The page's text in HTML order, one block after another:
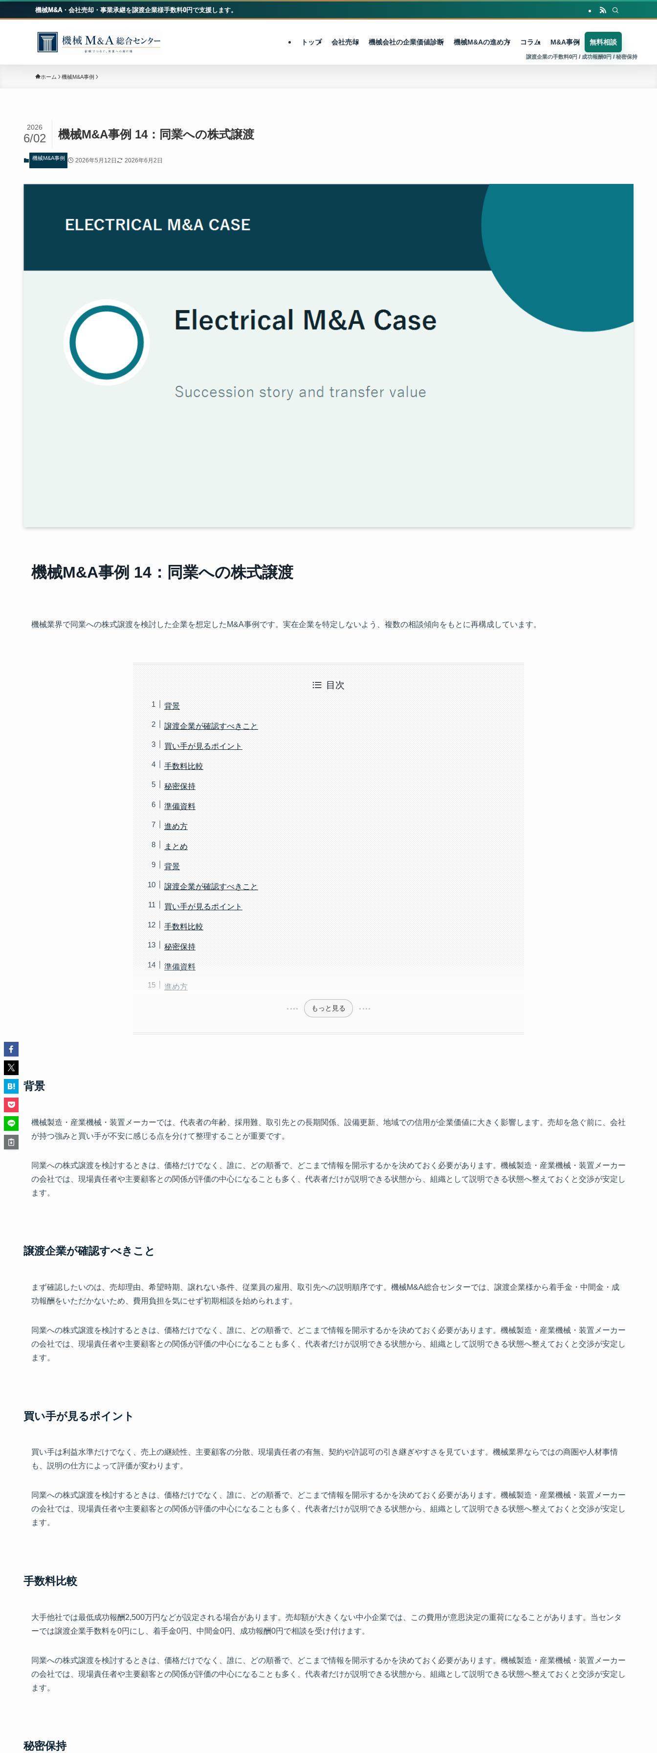
機械M&A・会社売却・事業承継を譲渡企業様手数料0円で支援します。
トップ 会社売却 機械会社の企業価値診断 機械M&Aの進め方 コラム M&A事例 無料相談
ホーム 機械M&A事例
機械M&A事例 14：同業への株式譲渡
2026
6/02
機械M&A事例 2026年5月12日 2026年6月2日
機械M&A事例 14：同業への株式譲渡
機械業界で同業への株式譲渡を検討した企業を想定したM&A事例です。実在企業を特定しないよう、複数の相談傾向をもとに再構成しています。
目次
背景
譲渡企業が確認すべきこと
買い手が見るポイント
手数料比較
秘密保持
準備資料
進め方
まとめ
背景
譲渡企業が確認すべきこと
買い手が見るポイント
手数料比較
秘密保持
準備資料
進め方
もっと見る
背景
機械製造・産業機械・装置メーカーでは、代表者の年齢、採用難、取引先との長期関係、設備更新、地域での信用が企業価値に大きく影響します。売却を急ぐ前に、会社
が持つ強みと買い手が不安に感じる点を分けて整理することが重要です。
同業への株式譲渡を検討するときは、価格だけでなく、誰に、どの順番で、どこまで情報を開示するかを決めておく必要があります。機械製造・産業機械・装置メーカー
の会社では、現場責任者や主要顧客との関係が評価の中心になることも多く、代表者だけが説明できる状態から、組織として説明できる状態へ整えておくと交渉が安定し
ます。
譲渡企業が確認すべきこと
まず確認したいのは、売却理由、希望時期、譲れない条件、従業員の雇用、取引先への説明順序です。機械M&A総合センターでは、譲渡企業様から着手金・中間金・成
功報酬をいただかないため、費用負担を気にせず初期相談を始められます。
同業への株式譲渡を検討するときは、価格だけでなく、誰に、どの順番で、どこまで情報を開示するかを決めておく必要があります。機械製造・産業機械・装置メーカー
の会社では、現場責任者や主要顧客との関係が評価の中心になることも多く、代表者だけが説明できる状態から、組織として説明できる状態へ整えておくと交渉が安定し
ます。
買い手が見るポイント
買い手は利益水準だけでなく、売上の継続性、主要顧客の分散、現場責任者の有無、契約や許認可の引き継ぎやすさを見ています。機械業界ならではの商圏や人材事情
も、説明の仕方によって評価が変わります。
同業への株式譲渡を検討するときは、価格だけでなく、誰に、どの順番で、どこまで情報を開示するかを決めておく必要があります。機械製造・産業機械・装置メーカー
の会社では、現場責任者や主要顧客との関係が評価の中心になることも多く、代表者だけが説明できる状態から、組織として説明できる状態へ整えておくと交渉が安定し
ます。
手数料比較
大手他社では最低成功報酬2,500万円などが設定される場合があります。売却額が大きくない中小企業では、この費用が意思決定の重荷になることがあります。当センタ
ーでは譲渡企業手数料を0円にし、着手金0円、中間金0円、成功報酬0円で相談を受け付けます。
同業への株式譲渡を検討するときは、価格だけでなく、誰に、どの順番で、どこまで情報を開示するかを決めておく必要があります。機械製造・産業機械・装置メーカー
の会社では、現場責任者や主要顧客との関係が評価の中心になることも多く、代表者だけが説明できる状態から、組織として説明できる状態へ整えておくと交渉が安定し
ます。
秘密保持